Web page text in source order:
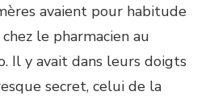
avaient pour habitude
le pharmacien au
Il y avait dans leurs doigts
secret, celui de la